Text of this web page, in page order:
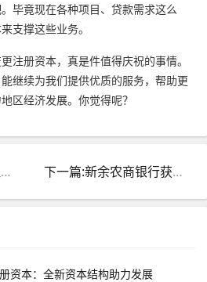
毕竟现在各种项目、贷款需求这么
支撑这些业务。
注册资本，真是件值得庆祝的事情。
继续为我们提供优质的服务，帮助更
区经济发展。你觉得呢？
上一篇:光大银行变更注册资本 金融监管总局核准通过 下一篇:新余农商银行获批变更注册资本：全新资本结构助力发展
资本：全新资本结构助力发展